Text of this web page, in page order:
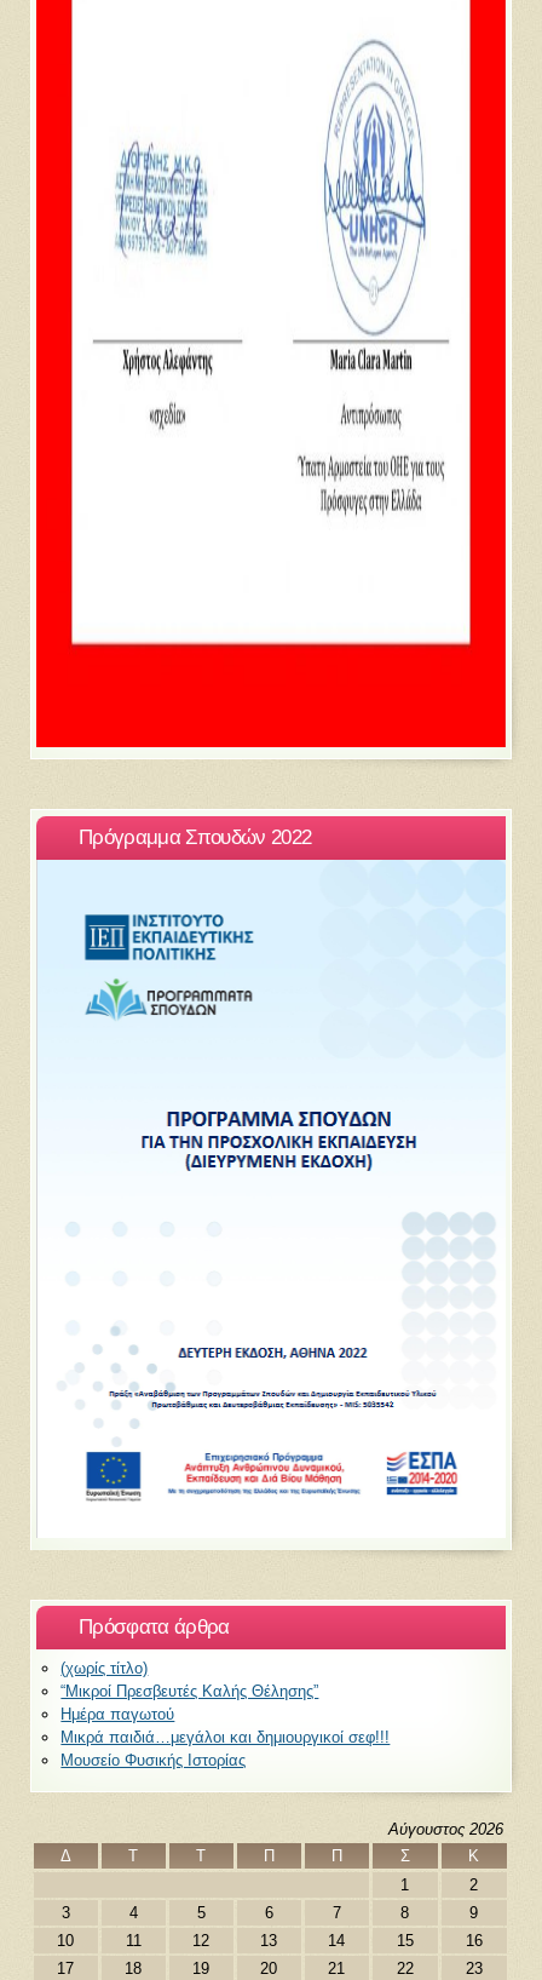
Πρόγραμμα Σπουδών 2022
Πρόσφατα άρθρα
(χωρίς τίτλο)
“Μικροί Πρεσβευτές Καλής Θέλησης”
Ημέρα παγωτού
Μικρά παιδιά…μεγάλοι και δημιουργικοί σεφ!!!
Μουσείο Φυσικής Ιστορίας
Αύγουστος 2026
Δ
Τ Τ Π Π Σ
Κ
1
2
3
4 5 6 7 8
9
10
11 12 13 14 15
16
17
18 19 20 21 22
23